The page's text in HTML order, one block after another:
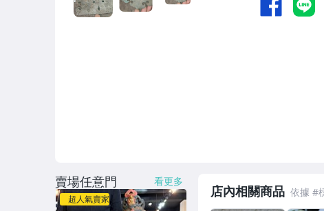
男性精品與服飾
店內相關商品
賣場任意門 看更多
超人氣賣家